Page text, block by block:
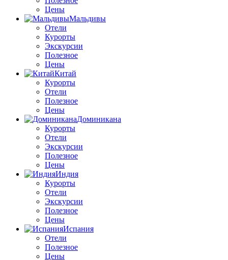
Цены
Мальдивы
Отели
Курорты
Экскурсии
Полезное
Цены
Китай
Курорты
Отели
Полезное
Цены
Доминикана
Курорты
Отели
Экскурсии
Полезное
Цены
Индия
Курорты
Отели
Экскурсии
Полезное
Цены
Испания
Отели
Полезное
Цены